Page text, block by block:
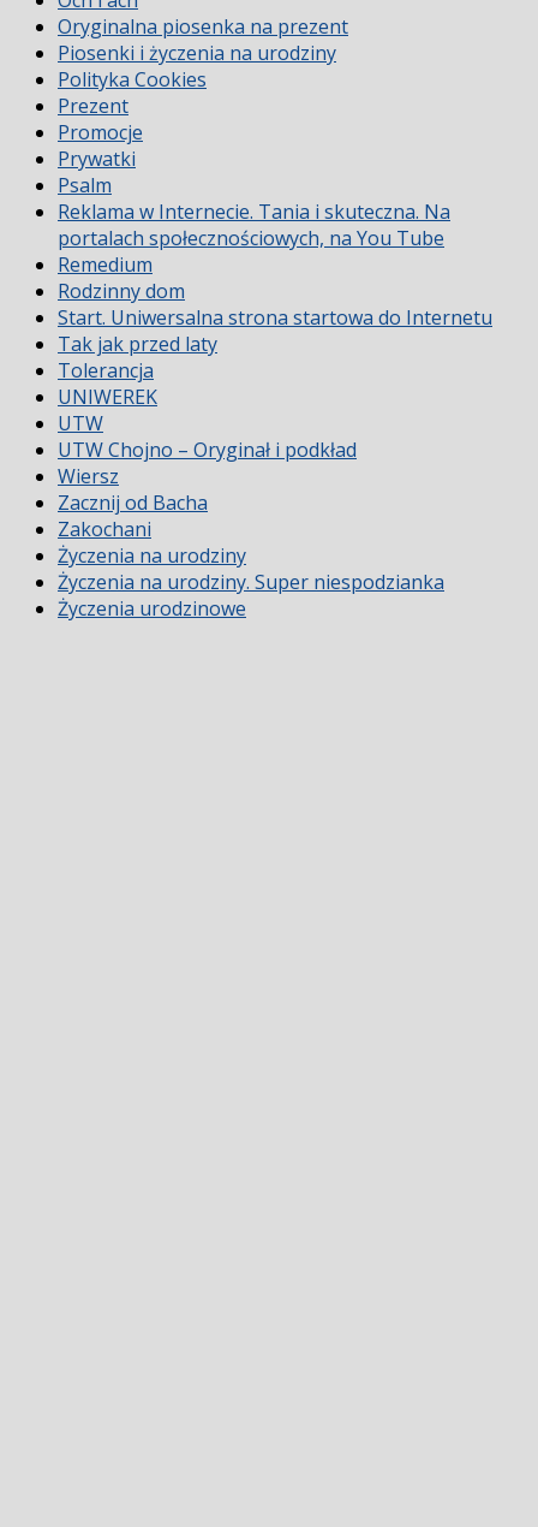
Oryginalna piosenka na prezent
Piosenki i życzenia na urodziny
Polityka Cookies
Prezent
Promocje
Prywatki
Psalm
Reklama w Internecie. Tania i skuteczna. Na
portalach społecznościowych, na You Tube
Remedium
Rodzinny dom
Start. Uniwersalna strona startowa do Internetu
Tak jak przed laty
Tolerancja
UNIWEREK
UTW
UTW Chojno – Oryginał i podkład
Wiersz
Zacznij od Bacha
Zakochani
Życzenia na urodziny
Życzenia na urodziny. Super niespodzianka
Życzenia urodzinowe